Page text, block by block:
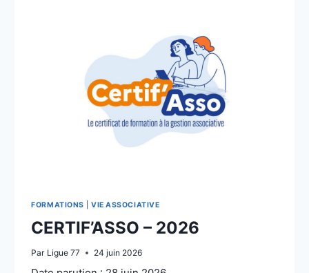
FORMATIONS |VIE ASSOCIATIVE
CERTIF’ASSO – 2026
Par Ligue 77 24 juin 2026